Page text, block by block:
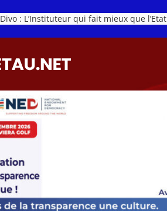
Divo : L’Instituteur qui fait mieux que l’Etat